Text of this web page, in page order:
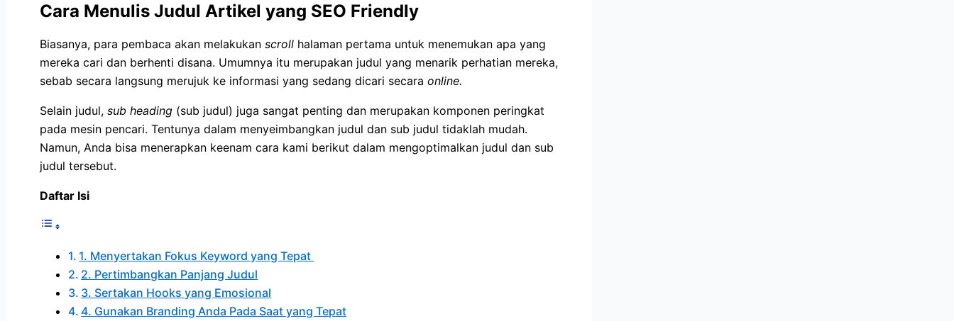
Cara Menulis Judul Artikel yang SEO Friendly
Biasanya, para pembaca akan melakukan scroll halaman pertama untuk menemukan apa yang
mereka cari dan berhenti disana. Umumnya itu merupakan judul yang menarik perhatian mereka,
sebab secara langsung merujuk ke informasi yang sedang dicari secara online.
Selain judul, sub heading (sub judul) juga sangat penting dan merupakan komponen peringkat
pada mesin pencari. Tentunya dalam menyeimbangkan judul dan sub judul tidaklah mudah.
Namun, Anda bisa menerapkan keenam cara kami berikut dalam mengoptimalkan judul dan sub
judul tersebut.
Daftar Isi
1. Menyertakan Fokus Keyword yang Tepat
2. Pertimbangkan Panjang Judul
3. Sertakan Hooks yang Emosional
4. Gunakan Branding Anda Pada Saat yang Tepat